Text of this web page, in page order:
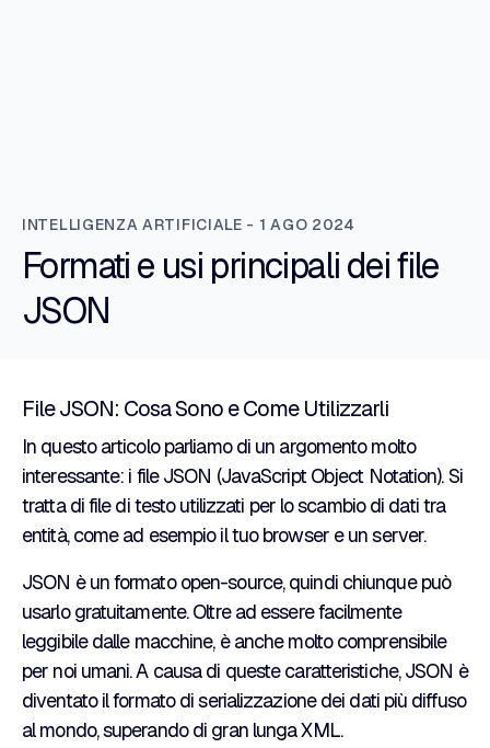
INTELLIGENZA ARTIFICIALE - 1 AGO 2024
Formati e usi principali dei file
JSON
File JSON: Cosa Sono e Come Utilizzarli
In questo articolo parliamo di un argomento molto
interessante: i file JSON (JavaScript Object Notation). Si
tratta di file di testo utilizzati per lo scambio di dati tra
entità, come ad esempio il tuo browser e un server.
JSON è un formato open-source, quindi chiunque può
usarlo gratuitamente. Oltre ad essere facilmente
leggibile dalle macchine, è anche molto comprensibile
per noi umani. A causa di queste caratteristiche, JSON è
diventato il formato di serializzazione dei dati più diffuso
al mondo, superando di gran lunga XML.